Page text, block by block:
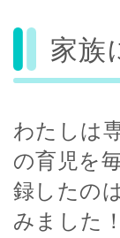
家族
わたしは
の育児を
録したの
みました